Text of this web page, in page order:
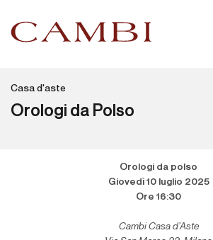
Casa d'aste
Orologi da Polso
Orologi da polso
Giovedì 10 luglio 2025
Ore 16:30
Cambi Casa d’Aste